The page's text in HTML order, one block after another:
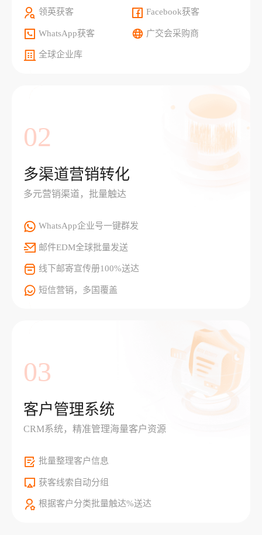
领英获客 Facebook获客
WhatsApp获客 广交会采购商
全球企业库
02
多渠道营销转化
多元营销渠道，批量触达
WhatsApp企业号一键群发
邮件EDM全球批量发送
线下邮寄宣传册100%送达
短信营销，多国覆盖
03
客户管理系统
CRM系统，精准管理海量客户资源
批量整理客户信息
获客线索自动分组
根据客户分类批量触达%送达